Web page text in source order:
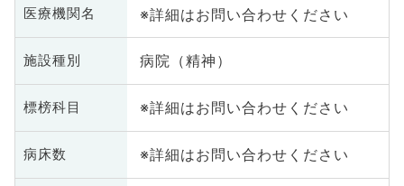
医療機関名 ※詳細はお問い合わせください
施設種別 病院（精神）
標榜科目 ※詳細はお問い合わせください
病床数 ※詳細はお問い合わせください